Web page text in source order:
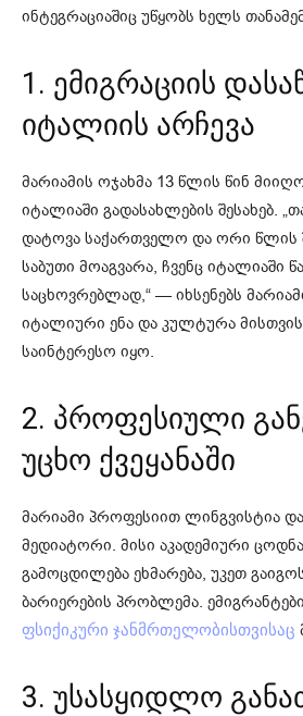
ინტეგრაციაშიც უწყობს ხელს
1. ემიგრაციის
იტალიის არჩევა
მარიამის ოჯახმა 13 წლის წინ
იტალიაში გადასახლების შესახებ.
დატოვა საქართველო და ორი წლის
საბუთი მოაგვარა, ჩვენც იტალიაში
საცხოვრებლად,“ — იხსენებს
იტალიური ენა და კულტურა
საინტერესო იყო.
2. პროფესიული
უცხო ქვეყანაში
მარიამი პროფესიით ლინგვისტია
მედიატორი. მისი აკადემიური
გამოცდილება ეხმარება, უკეთ
ბარიერების პრობლემა.
ფსიქიკური ჯანმრთელობისთვისაც
3. უსასყიდლო